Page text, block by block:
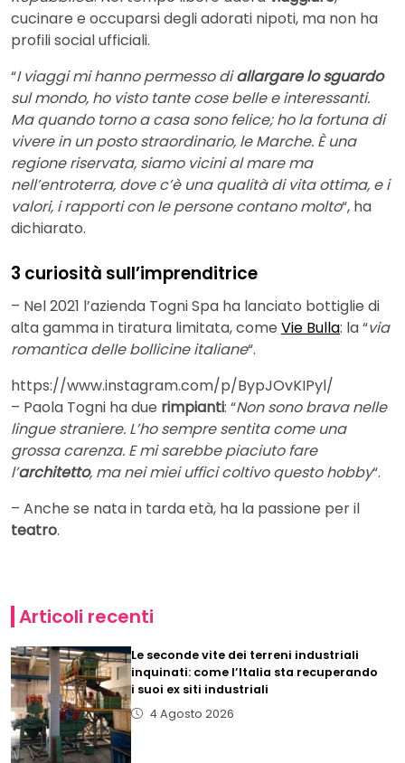
cucinare e occuparsi degli adorati nipoti, ma non ha
profili social ufficiali.
“I viaggi mi hanno permesso diallargare lo sguardo
sul mondo, ho visto tante cose belle e interessanti.
Ma quando torno a casa sono felice; ho la fortuna di
vivere in un posto straordinario, le Marche. È una
regione riservata, siamo vicini al mare ma
nell’entroterra, dove c’è una qualità di vita ottima, e i
valori, i rapporti con le persone contano molto“, ha
dichiarato.
3 curiosità sull’imprenditrice
– Nel 2021 l’azienda Togni Spa ha lanciato bottiglie di
alta gamma in tiratura limitata, come Vie Bulla: la “via
romantica delle bollicine italiane“.
https://www.instagram.com/p/BypJOvKIPyl/
– Paola Togni ha due rimpianti: “Non sono brava nelle
lingue straniere. L’ho sempre sentita come una
grossa carenza. E mi sarebbe piaciuto fare
l’architetto, ma nei miei uffici coltivo questo hobby“.
– Anche se nata in tarda età, ha la passione per il
teatro.
Articoli recenti
Le seconde vite dei terreni industriali
inquinati: come l’Italia sta recuperando
i suoi ex siti industriali
4 Agosto 2026